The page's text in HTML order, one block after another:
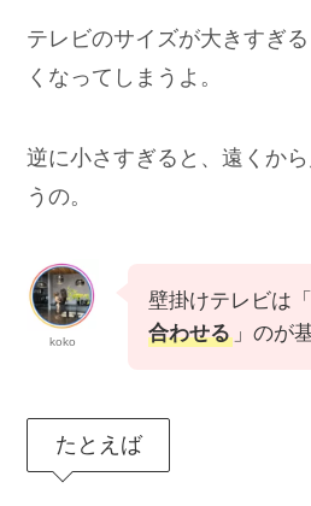
テレビのサイズが大きすぎ
くなってしまうよ。
逆に小さすぎると、遠くか
うの。
koko
壁掛けテレビは
合わせる 」のが
たとえば